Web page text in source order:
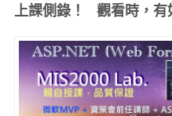
上課側錄！ 觀看時，有